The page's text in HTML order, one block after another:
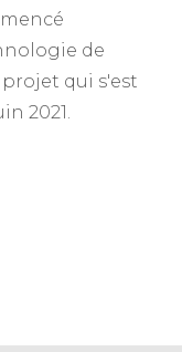
de
qui s'est
2021.